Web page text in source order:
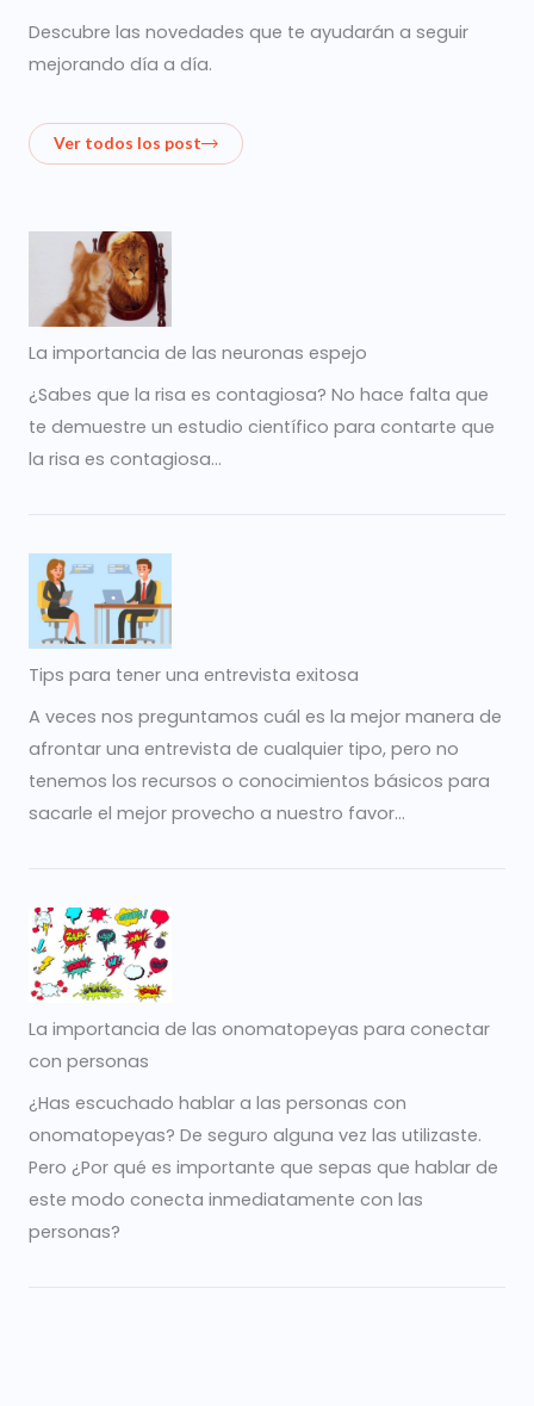
Descubre las novedades que te ayudarán a seguir
mejorando día a día.
Ver todos los post
La importancia de las neuronas espejo
¿Sabes que la risa es contagiosa? No hace falta que
te demuestre un estudio científico para contarte que
la risa es contagiosa…
Tips para tener una entrevista exitosa
A veces nos preguntamos cuál es la mejor manera de
afrontar una entrevista de cualquier tipo, pero no
tenemos los recursos o conocimientos básicos para
sacarle el mejor provecho a nuestro favor...
La importancia de las onomatopeyas para conectar
con personas
¿Has escuchado hablar a las personas con
onomatopeyas? De seguro alguna vez las utilizaste.
Pero ¿Por qué es importante que sepas que hablar de
este modo conecta inmediatamente con las
personas?